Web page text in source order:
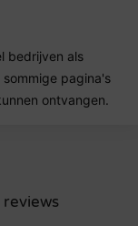
bedrijven als
pagina's
ontvangen.